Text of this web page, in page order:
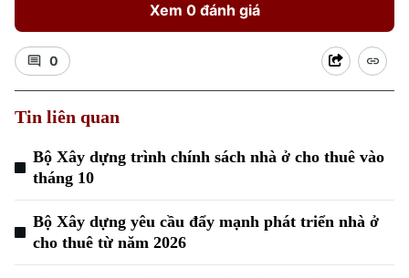
Xu hướng
Xem 0 đánh giá
0
Tin liên quan
Bộ Xây dựng trình chính sách nhà ở cho thuê vào
tháng 10
Bộ Xây dựng yêu cầu đẩy mạnh phát triển nhà ở
cho thuê từ năm 2026